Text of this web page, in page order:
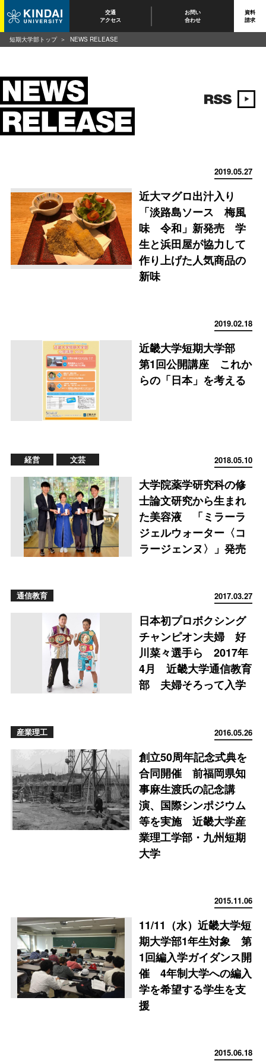
交通
アクセス
お問い
合わせ
資料
請求
2019.05.27
近大マグロ出汁入り
「淡路島ソース 梅風
味 令和」新発売 学
生と浜田屋が協力して
作り上げた人気商品の
新味
2019.02.18
近畿大学短期大学部
第1回公開講座 これか
らの「日本」を考える
経営 文芸 2018.05.10
大学院薬学研究科の修
士論文研究から生まれ
た美容液 「ミラーラ
ジェルウォーター〈コ
ラージェンヌ〉」発売
通信教育 2017.03.27
日本初プロボクシング
チャンピオン夫婦 好
川菜々選手ら 2017年
4月 近畿大学通信教育
部 夫婦そろって入学
産業理工 2016.05.26
創立50周年記念式典を
合同開催 前福岡県知
事麻生渡氏の記念講
演、国際シンポジウム
等を実施 近畿大学産
業理工学部・九州短期
大学
2015.11.06
11/11（水）近畿大学短
期大学部1年生対象 第
1回編入学ガイダンス開
催 4年制大学への編入
学を希望する学生を支
援
2015.06.18
短期大学部トップ NEWS RELEASE